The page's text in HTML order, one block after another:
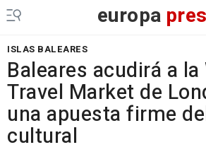
europa
ISLAS BALEARES
Baleares acudirá a la
Travel Market de
una apuesta firme
cultural